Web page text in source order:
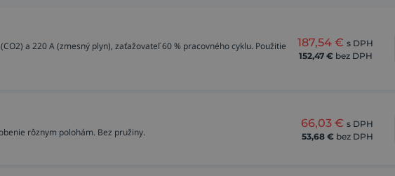
a 220 A (zmesný plyn), zaťažovateľ 60 % pracovného cyklu. Použitie
187,54 € s DPH
152,47 € bez DPH
rôznym polohám. Bez pružiny.
66,03 € s DPH
53,68 € bez DPH